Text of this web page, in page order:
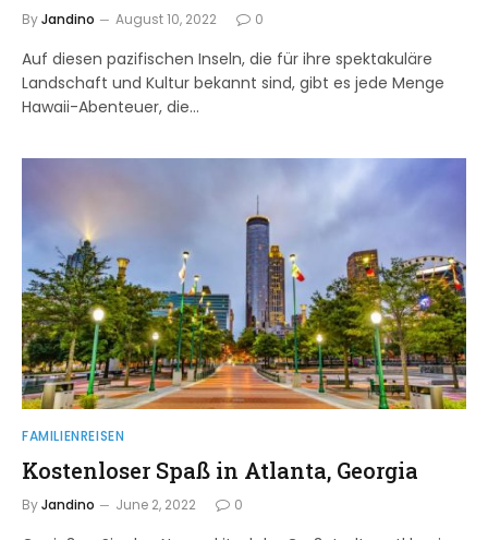
ByJandino August 10, 2022 0
Auf diesen pazifischen Inseln, die für ihre spektakuläre
Landschaft und Kultur bekannt sind, gibt es jede Menge
Hawaii-Abenteuer, die…
FAMILIENREISEN
Kostenloser Spaß in Atlanta, Georgia
ByJandino June 2, 2022 0